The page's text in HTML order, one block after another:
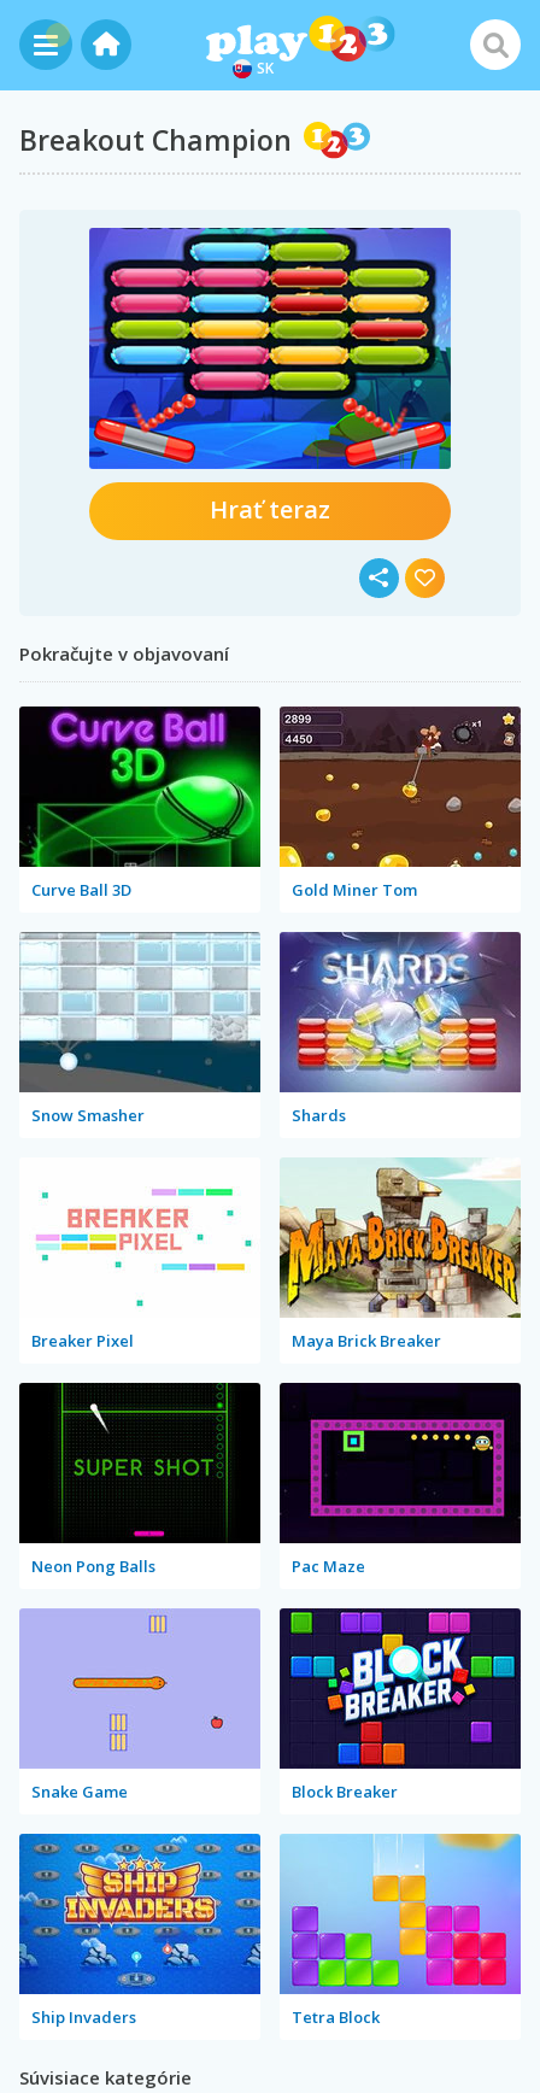
SK
Breakout Champion
Hrať teraz
Pokračujte v objavovaní
Curve Ball 3D Gold Miner Tom
Snow Smasher Shards
Breaker Pixel Maya Brick Breaker
Neon Pong Balls Pac Maze
Snake Game Block Breaker
Ship Invaders Tetra Block
Súvisiace kategórie